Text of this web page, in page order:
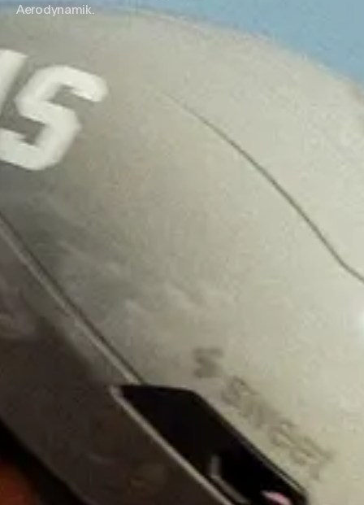
Aerodynamik.